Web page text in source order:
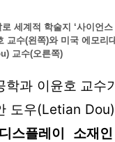
세계적 학술지 ‘사이언
교수(왼쪽)와 미국 에모
교수(오른쪽)
학과 이윤호 교수
도우(Letian
스플레이 소재